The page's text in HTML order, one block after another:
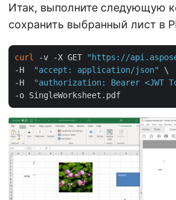
Итак, выполните следующую
сохранить выбранный лист в
curl -v -X GET
"https://
-H
"accept: application/json"
\
-H
"authorization: Bearer <JWT